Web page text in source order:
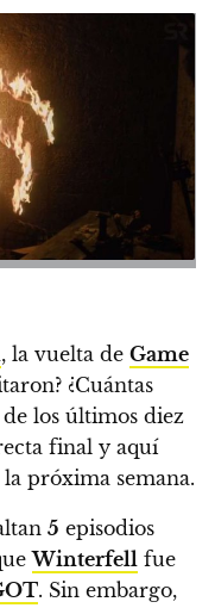
, la vuelta de Game
¿Cuántas
los últimos diez
final y aquí
próxima semana.
5 episodios
Winterfell fue
. Sin embargo,